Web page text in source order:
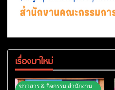
เรื่องมาใหม่
ข่าวสาร & กิจกรรม สำนักงาน